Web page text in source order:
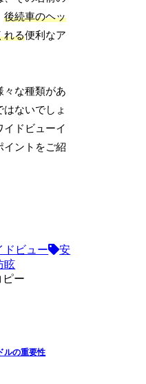
後続車のヘッ
れる便利なア
々な種類があ
ないでしょ
イドビューイ
イントをご紹
ドビュー
安
眩
ピー
ルの重要性